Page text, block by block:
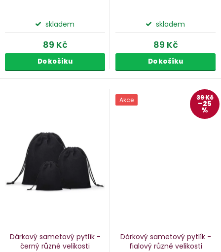
skladem
89 Kč
Do košíku
skladem
89 Kč
Do košíku
Dárkový sametový pytlík -
černý různé velikosti
Akce 39 Kč
–25
%
Dárkový sametový pytlík -
fialový různé velikosti